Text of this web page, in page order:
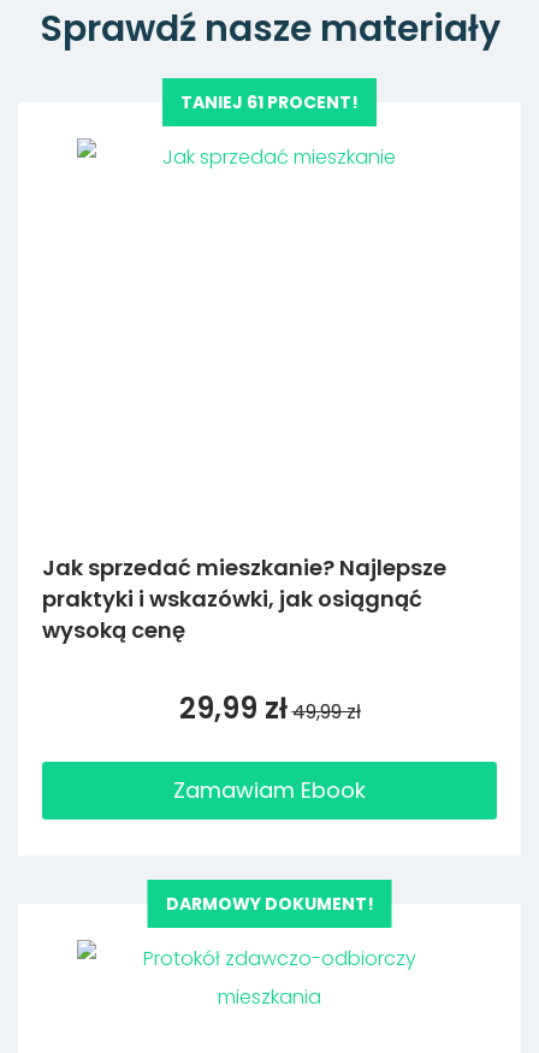
Sprawdź nasze materiały
TANIEJ 61 PROCENT!
Jak sprzedać mieszkanie? Najlepsze
praktyki i wskazówki, jak osiągnąć
wysoką cenę
29,99 zł49,99 zł
Zamawiam Ebook
DARMOWY DOKUMENT!